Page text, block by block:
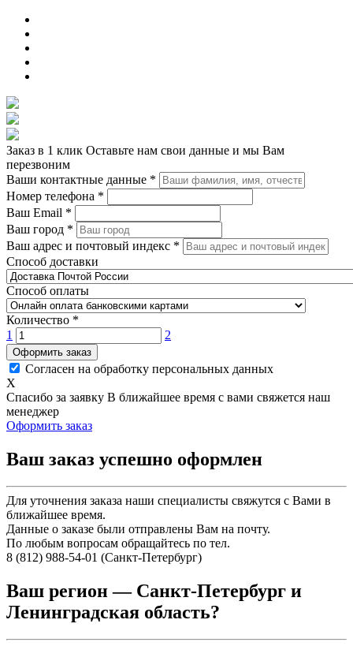
Заказ в 1 клик Оставьте нам свои данные и мы Вам
перезвоним
Ваши контактные данные *
Номер телефона *
Ваш Email *
Ваш город *
Ваш адрес и почтовый индекс *
Способ доставки
Способ оплаты
Количество *
1
2
Оформить заказ
Согласен на обработку персональных данных
X
Спасибо за заявку В ближайшее время с вами свяжется наш
менеджер
Оформить заказ
Ваш заказ успешно оформлен
Для уточнения заказа наши специалисты свяжутся с Вами в
ближайшее время.
Данные о заказе были отправлены Вам на почту.
По любым вопросам обращайтесь по тел.
8 (812) 988-54-01 (Санкт-Петербург)
Ваш регион — Санкт-Петербург и
Ленинградская область?